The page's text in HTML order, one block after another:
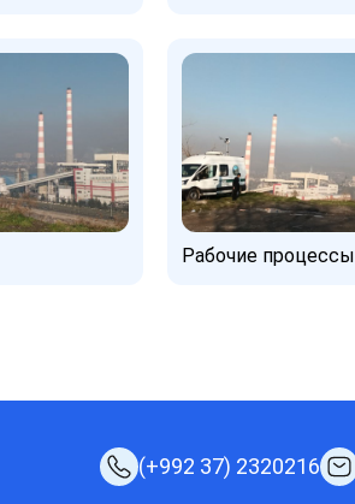
Рабочие процессы
(+992 37) 2320216